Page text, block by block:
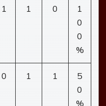
1 1 0
1
0
0
%
0 1 1
5
0
%